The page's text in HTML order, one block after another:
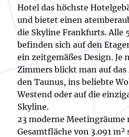
Hotel das höchste
und bietet einen
die Skyline Frankfurts. Alle
befinden sich auf den
ein zeitgemäßes Design. Je
Zimmers blickt man auf das
den Taunus, ins beliebte
Westend oder auf die
Skyline.
23 moderne Meetingräume
Gesamtfläche von 3.091 m²